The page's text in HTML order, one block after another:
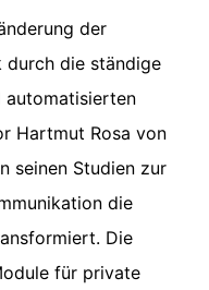
der
durch die ständige
automatisierten
Hartmut Rosa von
seinen Studien zur
die
Die
für private